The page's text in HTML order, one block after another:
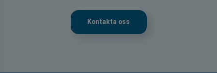
Kontakta oss